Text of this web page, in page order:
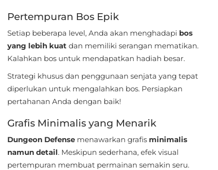
Entertainment
Events
Finance
Food
Fitness
Pertempuran Bos Epik
Setiap beberapa level, Anda akan menghadapi bos
yang lebih kuat dan memiliki serangan mematikan.
Kalahkan bos untuk mendapatkan hadiah besar.
Strategi khusus dan penggunaan senjata yang tepat
diperlukan untuk mengalahkan bos. Persiapkan
pertahanan Anda dengan baik!
Grafis Minimalis yang Menarik
Dungeon Defense menawarkan grafis minimalis
namun detail. Meskipun sederhana, efek visual
pertempuran membuat permainan semakin seru.